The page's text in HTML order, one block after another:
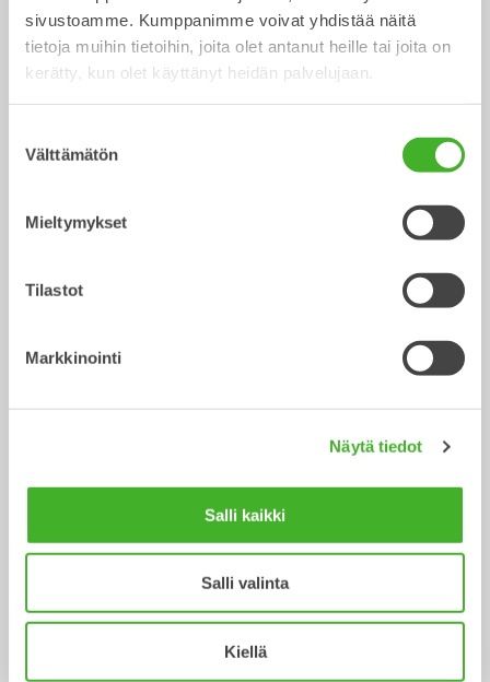
sivustoamme. Kumppanimme voivat yhdistää näitä
tietoja muihin tietoihin, joita olet antanut heille tai joita on
kerätty, kun olet käyttänyt heidän palvelujaan.
valinta
Välttämätön
Mieltymykset
Tilastot
Markkinointi
Näytä tiedot
Salli kaikki
Salli valinta
Kiellä
CUSTOM BUILD
0-40tonnisiin
V-ojakauhat